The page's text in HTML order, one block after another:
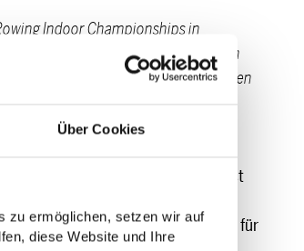
Über Cookies
zu ermöglichen, setzen wir auf
diese Website und Ihre
Indoor Championships in
in unserem Land. Für den
Vielfalt unseres Sports einem breiten
nationale und internationale
den Europameisterschaften selbst
Firmencup.
schafft auch zusätzliche Anlässe für